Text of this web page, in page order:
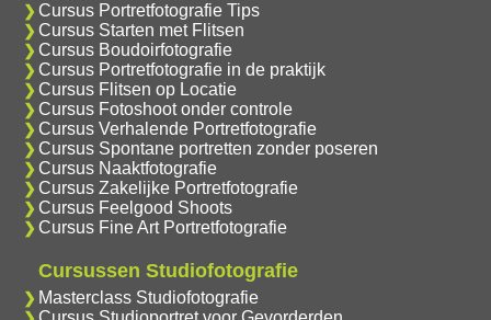
Cursus Portretfotografie Tips
Cursus Starten met Flitsen
Cursus Boudoirfotografie
Cursus Portretfotografie in de praktijk
Cursus Flitsen op Locatie
Cursus Fotoshoot onder controle
Cursus Verhalende Portretfotografie
Cursus Spontane portretten zonder poseren
Cursus Naaktfotografie
Cursus Zakelijke Portretfotografie
Cursus Feelgood Shoots
Cursus Fine Art Portretfotografie
Cursussen Studiofotografie
Masterclass Studiofotografie